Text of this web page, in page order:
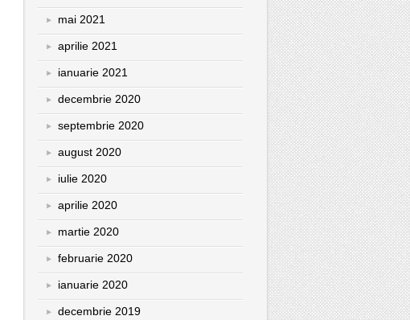
mai 2021
aprilie 2021
ianuarie 2021
decembrie 2020
septembrie 2020
august 2020
iulie 2020
aprilie 2020
martie 2020
februarie 2020
ianuarie 2020
decembrie 2019